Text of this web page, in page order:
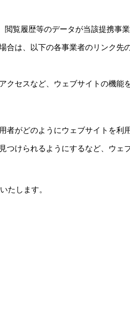
覧履歴等のデータが当該提携事
は、以下の各事業者のリンク先
セスなど、ウェブサイトの機能
がどのようにウェブサイトを利
つけられるようにするなど、ウ
たします。